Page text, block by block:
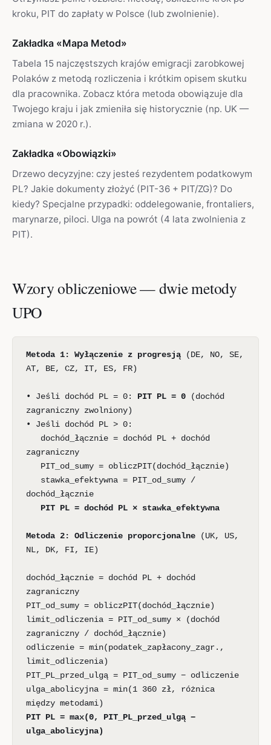
kroku, PIT do zapłaty w Polsce (lub zwolnienie).
Zakładka «Mapa Metod»
Tabela 15 najczęstszych krajów emigracji zarobkowej
Polaków z metodą rozliczenia i krótkim opisem skutku
dla pracownika. Zobacz która metoda obowiązuje dla
Twojego kraju i jak zmieniła się historycznie (np. UK —
zmiana w 2020 r.).
Zakładka «Obowiązki»
Drzewo decyzyjne: czy jesteś rezydentem podatkowym
PL? Jakie dokumenty złożyć (PIT-36 + PIT/ZG)? Do
kiedy? Specjalne przypadki: oddelegowanie, frontaliers,
marynarze, piloci. Ulga na powrót (4 lata zwolnienia z
PIT).
Wzory obliczeniowe — dwie metody
UPO
Metoda 1: Wyłączenie z progresją (DE, NO, SE,
AT, BE, CZ, IT, ES, FR)
• Jeśli dochód PL = 0: PIT PL = 0 (dochód
zagraniczny zwolniony)
• Jeśli dochód PL > 0:
dochód_łącznie = dochód PL + dochód
zagraniczny
PIT_od_sumy = obliczPIT(dochód_łącznie)
stawka_efektywna = PIT_od_sumy /
dochód_łącznie
PIT PL = dochód PL × stawka_efektywna
Metoda 2: Odliczenie proporcjonalne (UK, US,
NL, DK, FI, IE)
dochód_łącznie = dochód PL + dochód
zagraniczny
PIT_od_sumy = obliczPIT(dochód_łącznie)
limit_odliczenia = PIT_od_sumy × (dochód
zagraniczny / dochód_łącznie)
odliczenie = min(podatek_zapłacony_zagr.,
limit_odliczenia)
PIT_PL_przed_ulgą = PIT_od_sumy − odliczenie
ulga_abolicyjna = min(1 360 zł, różnica
między metodami)
PIT PL = max(0, PIT_PL_przed_ulgą −
ulga_abolicyjna)